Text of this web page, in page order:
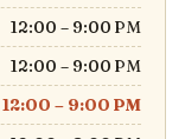
12:00 – 9:00 PM
12:00 – 9:00 PM
12:00 – 9:00 PM